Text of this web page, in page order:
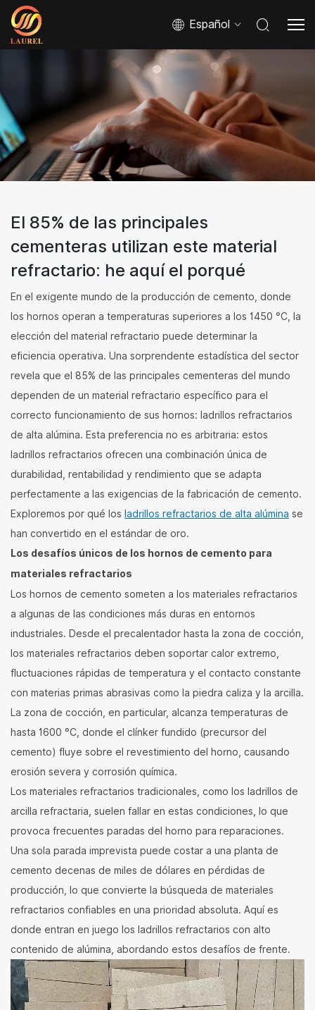
Español
El 85% de las principales
cementeras utilizan este material
refractario: he aquí el porqué
En el exigente mundo de la producción de cemento, donde
los hornos operan a temperaturas superiores a los 1450 °C, la
elección del material refractario puede determinar la
eficiencia operativa. Una sorprendente estadística del sector
revela que el 85% de las principales cementeras del mundo
dependen de un material refractario específico para el
correcto funcionamiento de sus hornos: ladrillos refractarios
de alta alúmina. Esta preferencia no es arbitraria: estos
ladrillos refractarios ofrecen una combinación única de
durabilidad, rentabilidad y rendimiento que se adapta
perfectamente a las exigencias de la fabricación de cemento.
Exploremos por qué los ladrillos refractarios de alta alúmina se
han convertido en el estándar de oro.
Los desafíos únicos de los hornos de cemento para
materiales refractarios
Los hornos de cemento someten a los materiales refractarios
a algunas de las condiciones más duras en entornos
industriales. Desde el precalentador hasta la zona de cocción,
los materiales refractarios deben soportar calor extremo,
fluctuaciones rápidas de temperatura y el contacto constante
con materias primas abrasivas como la piedra caliza y la arcilla.
La zona de cocción, en particular, alcanza temperaturas de
hasta 1600 °C, donde el clínker fundido (precursor del
cemento) fluye sobre el revestimiento del horno, causando
erosión severa y corrosión química.
Los materiales refractarios tradicionales, como los ladrillos de
arcilla refractaria, suelen fallar en estas condiciones, lo que
provoca frecuentes paradas del horno para reparaciones.
Una sola parada imprevista puede costar a una planta de
cemento decenas de miles de dólares en pérdidas de
producción, lo que convierte la búsqueda de materiales
refractarios confiables en una prioridad absoluta. Aquí es
donde entran en juego los ladrillos refractarios con alto
contenido de alúmina, abordando estos desafíos de frente.